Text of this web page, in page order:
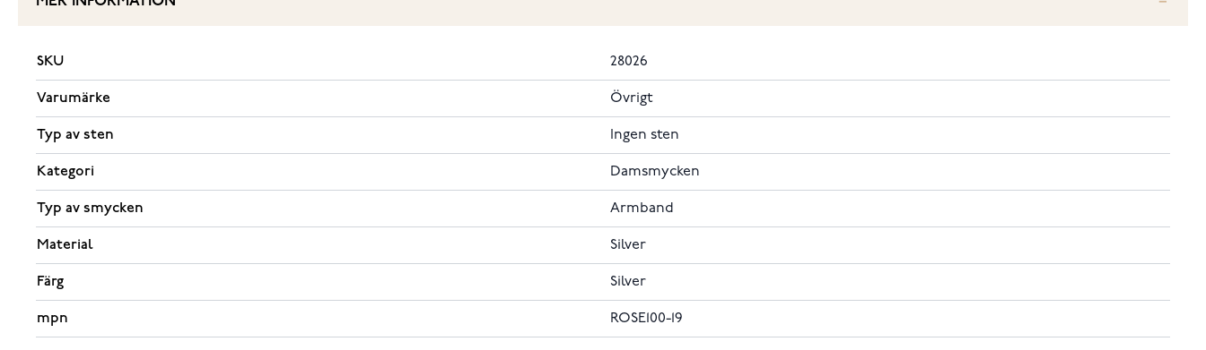
SKU 28026
Varumärke Övrigt
Typ av sten Ingen sten
Kategori Damsmycken
Typ av smycken Armband
Material Silver
Färg Silver
mpn ROSE100-19